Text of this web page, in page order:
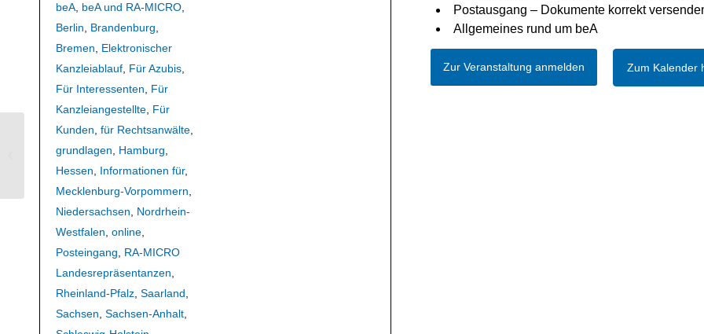
Postausgang – Dokumente korrekt
Allgemeines rund um beA
Zur Veranstaltung anmelden Zum Kalender
beA beA und RA-MICRO
Berlin
Brandenburg
Bremen
Elektronischer
Kanzleiablauf Für Azubis
Für Interessenten
Für
Kanzleiangestellte Für
Kunden für Rechtsanwälte
grundlagen
Hamburg
Hessen
Informationen für,
Mecklenburg-Vorpommern
Niedersachsen
Nordrhein-
Westfalen online
Posteingang
RA-MICRO
Landesrepräsentanzen
Rheinland-Pfalz Saarland
Sachsen Sachsen-Anhalt
Grundlagen RA-MICRO (Azubi und
Wiedereinsteiger)